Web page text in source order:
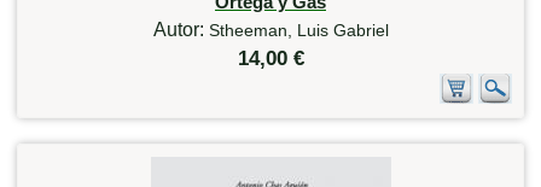
Autor: Stheeman, Luis Gabriel
14,00 €